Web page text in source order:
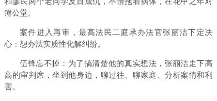
簿公堂。
案件进入再审，最高法民二庭承办法官张丽洁下定决
心：想办法实质性化解纠纷。
伍锋忘不掉：为了搞清楚他的真实想法，张丽洁走下高
高的审判席，坐到他身边，聊过往、聊家庭、分析案情和利
害。